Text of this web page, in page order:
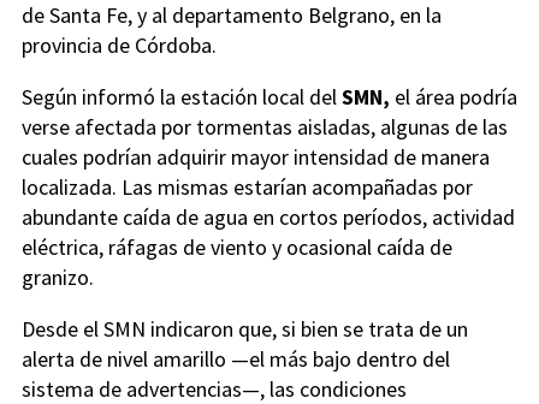
de Santa Fe, y al departamento Belgrano, en la
provincia de Córdoba.
Según informó la estación local delSMN, el área podría
verse afectada por tormentas aisladas, algunas de las
cuales podrían adquirir mayor intensidad de manera
localizada. Las mismas estarían acompañadas por
abundante caída de agua en cortos períodos, actividad
eléctrica, ráfagas de viento y ocasional caída de
granizo.
Desde el SMN indicaron que, si bien se trata de un
alerta de nivel amarillo —el más bajo dentro del
sistema de advertencias—, las condiciones